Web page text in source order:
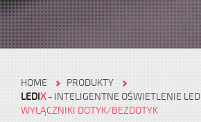
HOME
PRODUKTY
LEDIX- INTELIGENTNE OŚWIETLENIE LED
WYŁĄCZNIKI DOTYK/BEZDOTYK